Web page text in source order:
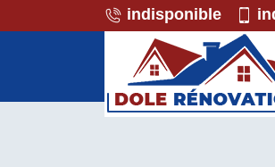
indisponible